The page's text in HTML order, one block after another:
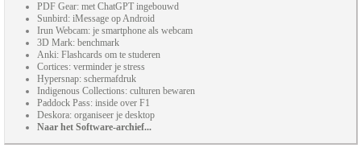
PDF Gear: met ChatGPT ingebouwd
Sunbird: iMessage op Android
Irun Webcam: je smartphone als webcam
3D Mark: benchmark
Anki: Flashcards om te studeren
Cortices: verminder je stress
Hypersnap: schermafdruk
Indigenous Collections: culturen bewaren
Paddock Pass: inside over F1
Deskora: organiseer je desktop
Naar het Software-archief...